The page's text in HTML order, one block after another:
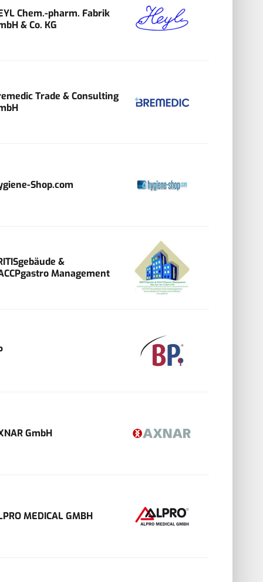
Chem.-pharm. Fabrik
& Co. KG
Trade & Consulting
Shop.com
&
Management
GmbH
MEDICAL GMBH